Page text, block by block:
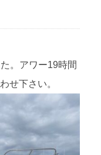
。アワー19時間
せ下さい。